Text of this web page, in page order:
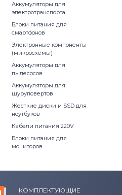
Аккумуляторы для
электротранспорта
Блоки питания для
смартфонов
Электронные компоненты
(микросхемы)
Аккумуляторы для
пылесосов
Аккумуляторы для
шуруповертов
Жесткие диски и SSD для
ноутбуков
Кабели питания 220V
Блоки питания для
мониторов
КОМПЛЕКТУЮЩИЕ